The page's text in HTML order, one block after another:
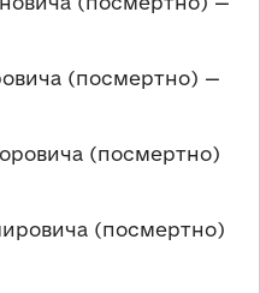
(посмертно) —
(посмертно)
(посмертно)